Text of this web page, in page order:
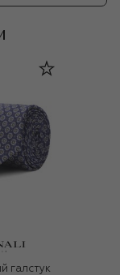
галстук